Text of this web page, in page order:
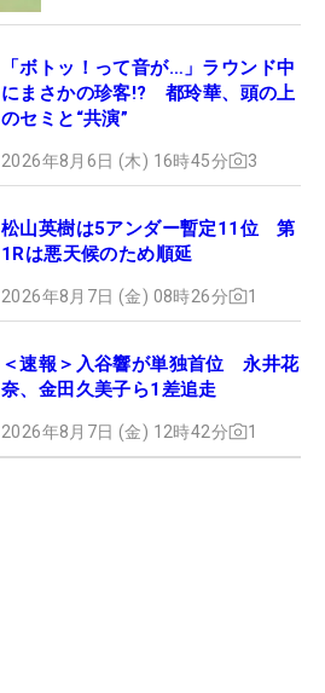
「ボトッ！って音が…」ラウンド中
にまさかの珍客!? 都玲華、頭の上
のセミと“共演”
2026年8月6日 (木) 16時45分 3
松山英樹は5アンダー暫定11位 第
1Rは悪天候のため順延
2026年8月7日 (金) 08時26分 1
＜速報＞入谷響が単独首位 永井花
奈、金田久美子ら1差追走
2026年8月7日 (金) 12時42分 1